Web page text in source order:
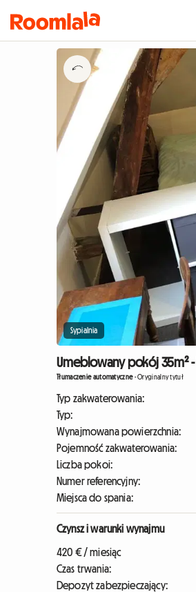
Sypialnia
Umeblowany pokój 35m² -
Tłumaczenie automatyczne-Oryginalny tytuł
Typ zakwaterowania:
Typ:
Wynajmowana powierzchnia:
Pojemność zakwaterowania:
Liczba pokoi:
Numer referencyjny:
Miejsca do spania:
Czynsz i warunki wynajmu
420 € / miesiąc
Czas trwania:
Depozyt zabezpieczający: